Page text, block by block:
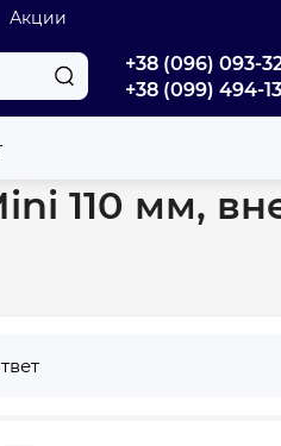
Акции
+38 (096) 093-
+38 (099) 494-
110 мм,